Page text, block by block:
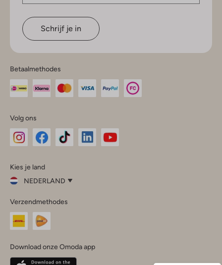
Schrijf je in
Betaalmethodes
Volg ons
InstagramFacebook
Kies je land
NEDERLAND
je
land
Nederland
Belgique(Français)
Verzendmethodes
Download onze Omoda app